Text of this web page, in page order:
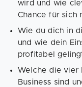
wird und wie
Chance für sich
Wie du dich in
und wie dein
profitabel
Welche die vier
Business sind